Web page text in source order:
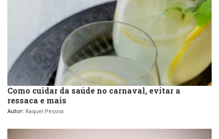
Como cuidar da saúde no carnaval, evitar a
ressaca e mais
Autor: Raquel Pessoa